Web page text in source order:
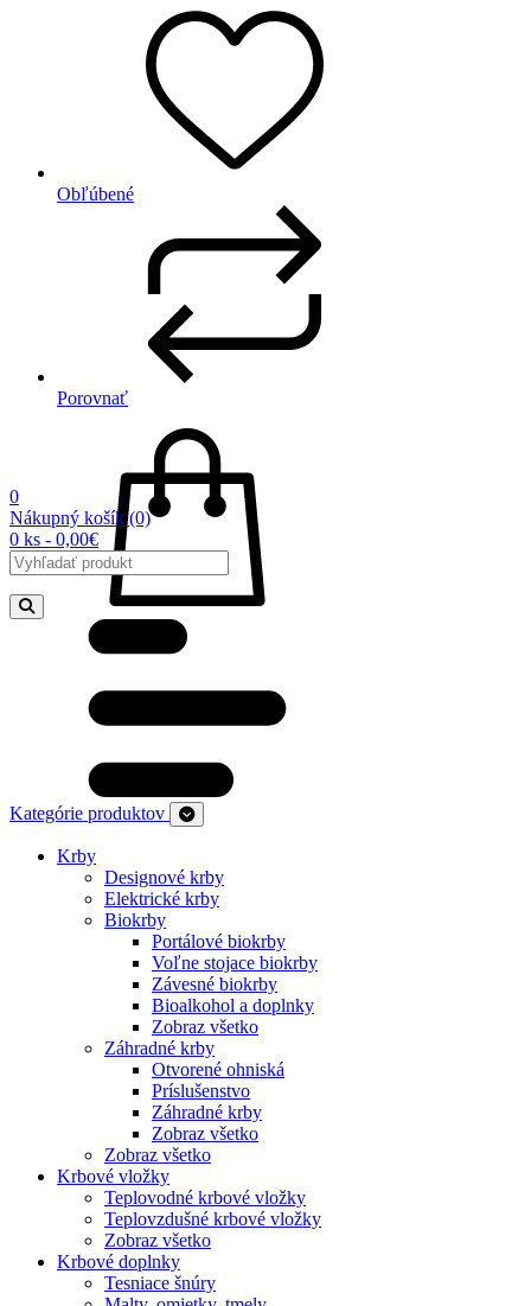
Obľúbené
Porovnať
0
Nákupný košík(0)
0 ks - 0,00€
Kategórie produktov
Krby
Designové krby
Elektrické krby
Biokrby
Portálové biokrby
Voľne stojace biokrby
Závesné biokrby
Bioalkohol a doplnky
Zobraz všetko
Záhradné krby
Otvorené ohniská
Príslušenstvo
Záhradné krby
Zobraz všetko
Zobraz všetko
Krbové vložky
Teplovodné krbové vložky
Teplovzdušné krbové vložky
Zobraz všetko
Krbové doplnky
Tesniace šnúry